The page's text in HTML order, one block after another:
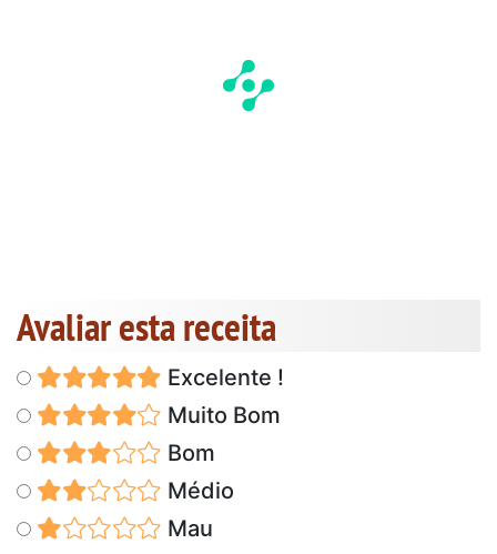
Avaliar esta receita
Excelente !
Muito Bom
Bom
Médio
Mau